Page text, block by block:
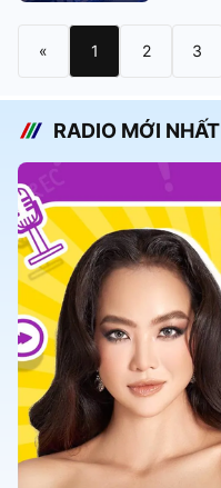
« 1 2 3
RADIO MỚI NHẤT